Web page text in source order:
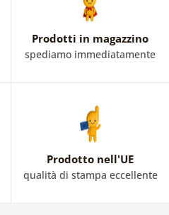
Prodotti in magazzino
spediamo immediatamente
Prodotto nell'UE
qualità di stampa eccellente